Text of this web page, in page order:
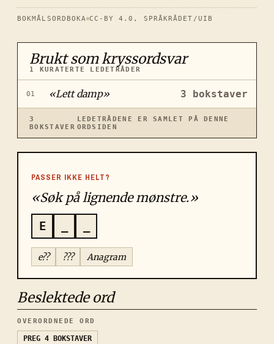
BOKMÅLSORDBOKA CC-BY 4.0, SPRÅKRÅDET/UIB
Brukt som kryssordsvar
1 KURATERTE LEDETRÅDER
01 «Lett damp» 3 bokstaver
3
BOKSTAVER
LEDETRÅDENE ER SAMLET PÅ DENNE
ORDSIDEN
PASSER IKKE HELT?
«Søk på lignende mønstre.»
E
e?? ??? Anagram
Beslektede ord
OVERORDNEDE ORD
PREG 4 BOKSTAVER